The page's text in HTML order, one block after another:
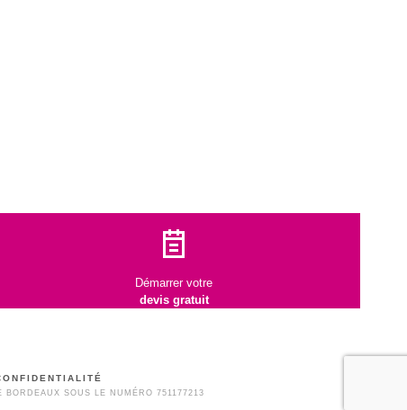
Démarrer votre
devis gratuit
SOUS LE NUMÉRO 751177213